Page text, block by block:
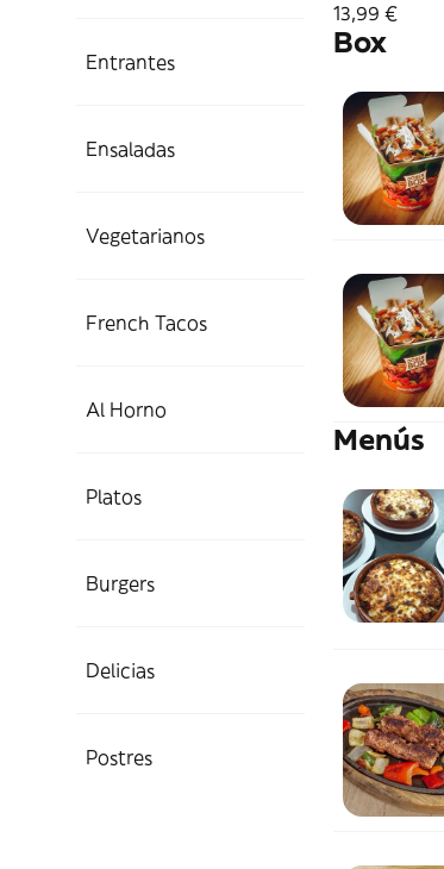
Entrantes
Ensaladas
Vegetarianos
French Tacos
Al Horno
Platos
Burgers
Delicias
Postres
13,99 €
Box
Menús